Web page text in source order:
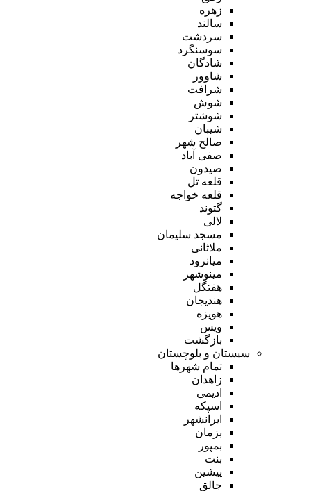
زهره
سالند
سردشت
سوسنگرد
شادگان
شاوور
شرافت
شوش
شوشتر
شیبان
صالح شهر
صفی آباد
صیدون
قلعه تل
قلعه خواجه
گتوند
لالی
مسجد سلیمان
ملاثانی
میانرود
مینوشهر
هفتگل
هندیجان
هویزه
ویس
بازگشت
سیستان و بلوچستان
تمام شهر‌ها
زاهدان
ادیمی
اسپکه
ایرانشهر
بزمان
بمپور
بنت
پیشین
جالق